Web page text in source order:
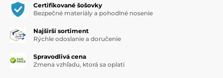
Certifikované šošovky
Bezpečné materiály a pohodlné nosenie
Najširší sortiment
Rýchle odoslanie a doručenie
Spravodlivá cena
Zmena vzhľadu, ktorá sa oplatí